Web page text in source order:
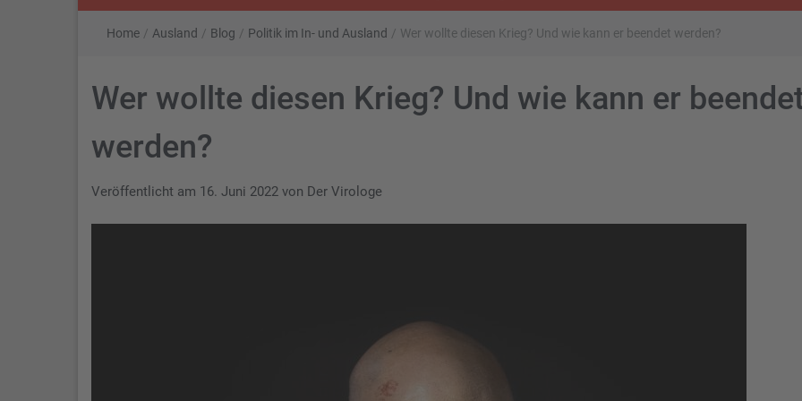
Home / Ausland / Blog / Politik im In- und Ausland / Wer wollte diesen Krieg? Und wie kann er beendet werden?
Wer wollte diesen Krieg? Und wie kann er
werden?
Veröffentlicht am 16. Juni 2022 von Der Virologe